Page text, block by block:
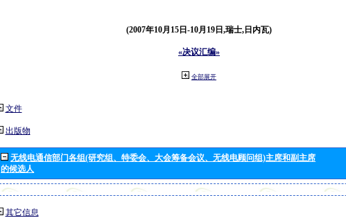
(2007年10月15日-10月19日,瑞士,日内瓦)
«决议汇编»
全部展开
文件
出版物
无线电通信部门各组(研究组、特委会、大会筹备会议、无线电顾问组)主席和副主席
的候选人
其它信息